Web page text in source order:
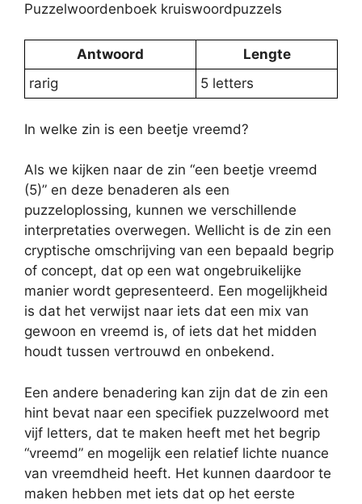
Puzzelwoordenboek kruiswoordpuzzels
Antwoord
Lengte
rarig
5 letters
In welke zin is een beetje vreemd?
Als we kijken naar de zin “een beetje vreemd
(5)” en deze benaderen als een
puzzeloplossing, kunnen we verschillende
interpretaties overwegen. Wellicht is de zin een
cryptische omschrijving van een bepaald begrip
of concept, dat op een wat ongebruikelijke
manier wordt gepresenteerd. Een mogelijkheid
is dat het verwijst naar iets dat een mix van
gewoon en vreemd is, of iets dat het midden
houdt tussen vertrouwd en onbekend.
Een andere benadering kan zijn dat de zin een
hint bevat naar een specifiek puzzelwoord met
vijf letters, dat te maken heeft met het begrip
“vreemd” en mogelijk een relatief lichte nuance
van vreemdheid heeft. Het kunnen daardoor te
maken hebben met iets dat op het eerste